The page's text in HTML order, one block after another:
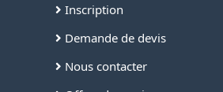
Inscription
Demande de devis
Nous contacter